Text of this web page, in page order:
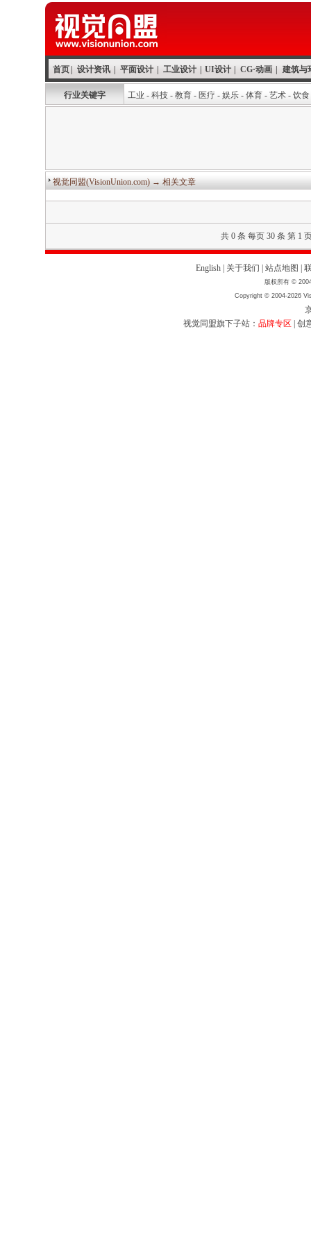
首页 设计资讯 平面设计 工业设计 UI设计 CG·动画 建筑与
行业关键字 工业 - 科技 - 教育 - 医疗 - 娱乐 - 体育 - 艺术 - 饮食
视觉同盟(VisionUnion.com) → 相关文章
共 0 条 每页 30 条 第 1
English 关于我们 站点地图
版权所有 ©
Copyright © 2004-2026
视觉同盟旗下子站： 品牌专区 创